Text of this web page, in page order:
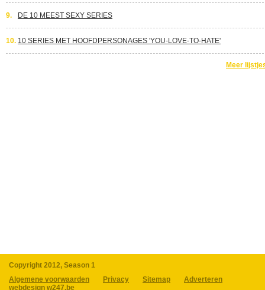
9. DE 10 MEEST SEXY SERIES
10. 10 SERIES MET HOOFDPERSONAGES 'YOU-LOVE-TO-HATE'
Meer
Copyright 2012, Season 1
Algemene voorwaarden
Privacy Sitemap
Adverteren
webdesign w247.be